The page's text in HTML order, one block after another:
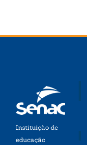
Instituição de
educação